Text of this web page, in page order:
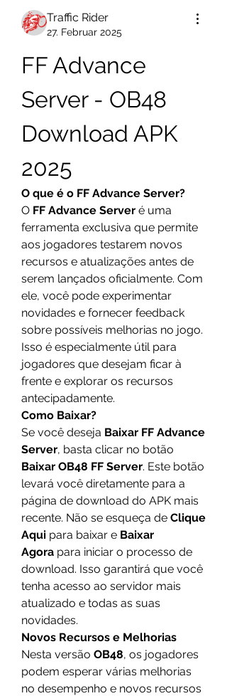
Traffic Rider
27. Februar 2025
FF Advance
Server - OB48
Download APK
2025
O que é o FF Advance Server?
O FF Advance Server é uma
ferramenta exclusiva que permite
aos jogadores testarem novos
recursos e atualizações antes de
serem lançados oficialmente. Com
ele, você pode experimentar
novidades e fornecer feedback
sobre possíveis melhorias no jogo.
Isso é especialmente útil para
jogadores que desejam ficar à
frente e explorar os recursos
antecipadamente.
Como Baixar?
Se você deseja Baixar FF Advance
Server
Baixar OB48 FF Server. Este botão
levará você diretamente para a
página de download do APK mais
recente. Não se esqueça de Clique
Aqui para baixar e Baixar
Agora para iniciar o processo de
download. Isso garantirá que você
tenha acesso ao servidor mais
atualizado e todas as suas
novidades.
Novos Recursos e Melhorias
Nesta versão OB48, os jogadores
podem esperar várias melhorias
no desempenho e novos recursos